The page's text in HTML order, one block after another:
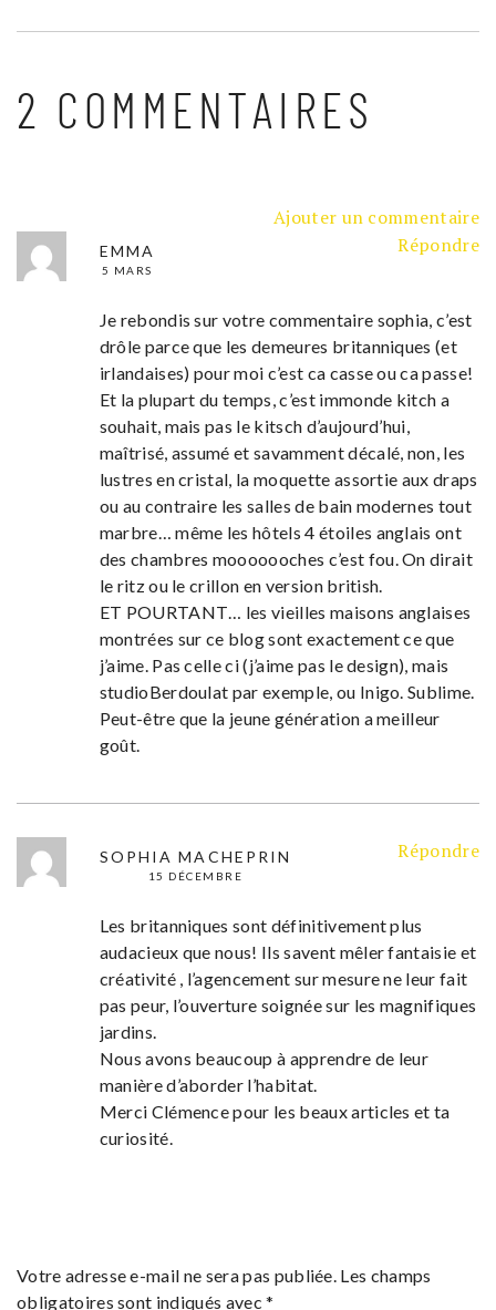
2 COMMENTAIRES
Ajouter un commentaire
EMMA
5 MARS
Répondre
Je rebondis sur votre commentaire sophia, c’est
drôle parce que les demeures britanniques (et
irlandaises) pour moi c’est ca casse ou ca passe!
Et la plupart du temps, c’est immonde kitch a
souhait, mais pas le kitsch d’aujourd’hui,
maîtrisé, assumé et savamment décalé, non, les
lustres en cristal, la moquette assortie aux draps
ou au contraire les salles de bain modernes tout
marbre… même les hôtels 4 étoiles anglais ont
des chambres mooooooches c’est fou. On dirait
le ritz ou le crillon en version british.
ET POURTANT… les vieilles maisons anglaises
montrées sur ce blog sont exactement ce que
j’aime. Pas celle ci (j’aime pas le design), mais
studioBerdoulat par exemple, ou Inigo. Sublime.
Peut-être que la jeune génération a meilleur
goût.
SOPHIA MACHEPRIN
15 DÉCEMBRE
Répondre
Les britanniques sont définitivement plus
audacieux que nous! Ils savent mêler fantaisie et
créativité , l’agencement sur mesure ne leur fait
pas peur, l’ouverture soignée sur les magnifiques
jardins.
Nous avons beaucoup à apprendre de leur
manière d’aborder l’habitat.
Merci Clémence pour les beaux articles et ta
curiosité.
Votre adresse e-mail ne sera pas publiée. Les champs
obligatoires sont indiqués avec*